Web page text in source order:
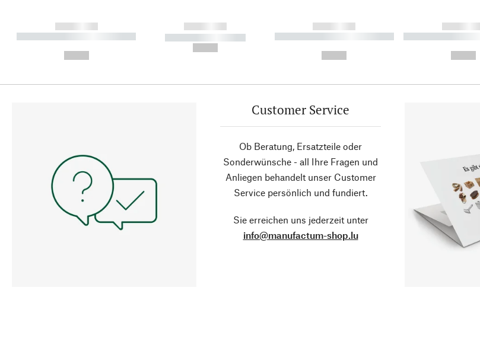
------------
----------- ----------- ----------
------------
----------- -----------
------------
----------- ----------- ----------
-----------
Customer Service
Ob Beratung, Ersatzteile oder
Sonderwünsche - all Ihre Fragen und
Anliegen behandelt unser Customer
Service persönlich und fundiert.
Sie erreichen uns jederzeit unter
info@manufactum-shop.lu